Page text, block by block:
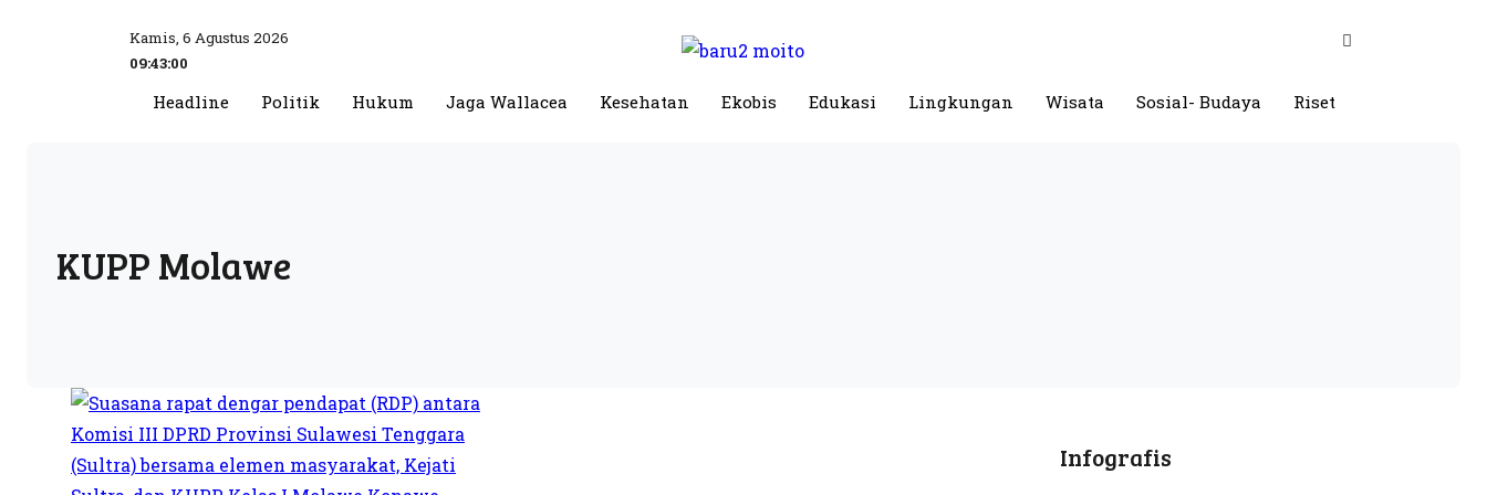
Kamis, 6 Agustus 2026
09:43:00
Headline Politik Hukum Jaga Wallacea Kesehatan Ekobis Edukasi Lingkungan Wisata Sosial- Budaya Riset
KUPP Molawe
Infografis